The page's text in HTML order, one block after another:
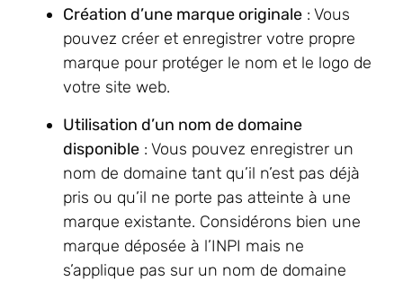
Création d’une marque originale : Vous
pouvez créer et enregistrer votre propre
marque pour protéger le nom et le logo de
votre site web.
Utilisation d’un nom de domaine
disponible : Vous pouvez enregistrer un
nom de domaine tant qu’il n’est pas déjà
pris ou qu’il ne porte pas atteinte à une
marque existante. Considérons bien une
marque déposée à l’INPI mais ne
s’applique pas sur un nom de domaine